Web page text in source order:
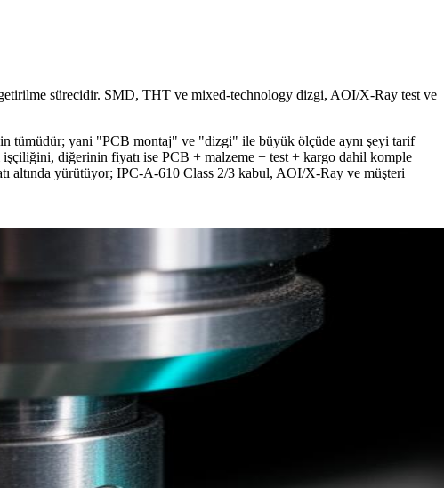
sürecidir. SMD, THT ve mixed-technology dizgi, AOI/X-Ray test ve
tümüdür; yani "PCB montaj" ve "dizgi" ile büyük ölçüde aynı şeyi tarif
işçiliğini, diğerinin fiyatı ise PCB + malzeme + test + kargo dahil komple
altında yürütüyor; IPC-A-610 Class 2/3 kabul, AOI/X-Ray ve müşteri